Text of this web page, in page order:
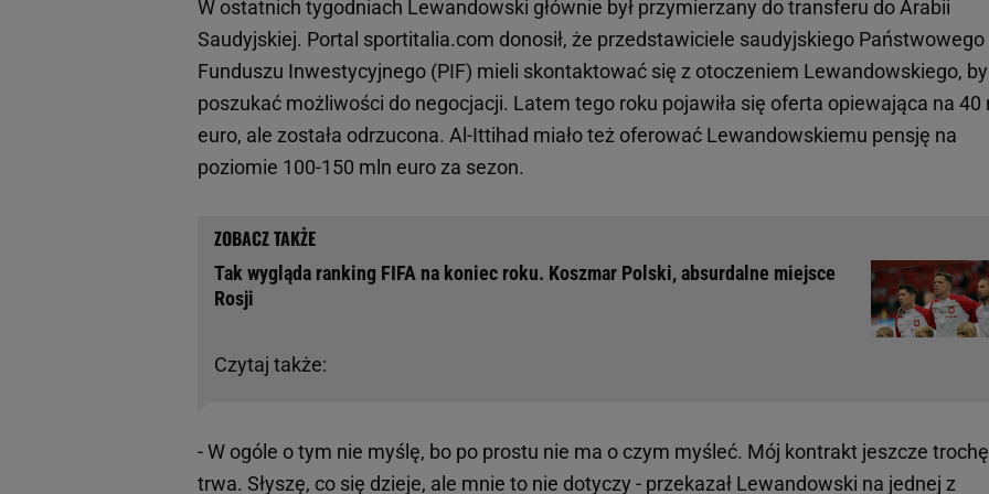
W ostatnich tygodniach Lewandowski głównie był przymierzany do transferu do Arabii
Saudyjskiej. Portal sportitalia.com donosił, że przedstawiciele saudyjskiego Państwowego
Funduszu Inwestycyjnego (PIF) mieli skontaktować się z otoczeniem Lewandowskiego, by
poszukać możliwości do negocjacji. Latem tego roku pojawiła się oferta opiewająca na 40
euro, ale została odrzucona. Al-Ittihad miało też oferować Lewandowskiemu pensję na
poziomie 100-150 mln euro za sezon.
Czytaj także:
Tak wygląda ranking FIFA na koniec roku. Koszmar Polski, absurdalne miejsce
Rosji
- W ogóle o tym nie myślę, bo po prostu nie ma o czym myśleć. Mój kontrakt jeszcze trochę
trwa. Słyszę, co się dzieje, ale mnie to nie dotyczy - przekazał Lewandowski na jednej z